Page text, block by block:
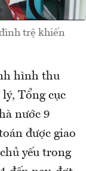
trệ khiến
hình thu
lý, Tổng cục
nước 9
được giao
yếu trong